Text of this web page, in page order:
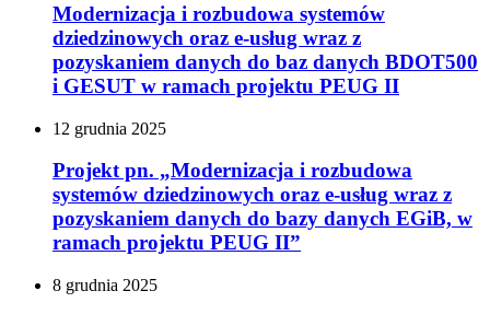
Modernizacja i rozbudowa systemów
dziedzinowych oraz e-usług wraz z
pozyskaniem danych do baz danych BDOT500
i GESUT w ramach projektu PEUG II
12 grudnia 2025
Projekt pn. „Modernizacja i rozbudowa
systemów dziedzinowych oraz e-usług wraz z
pozyskaniem danych do bazy danych EGiB, w
ramach projektu PEUG II”
8 grudnia 2025